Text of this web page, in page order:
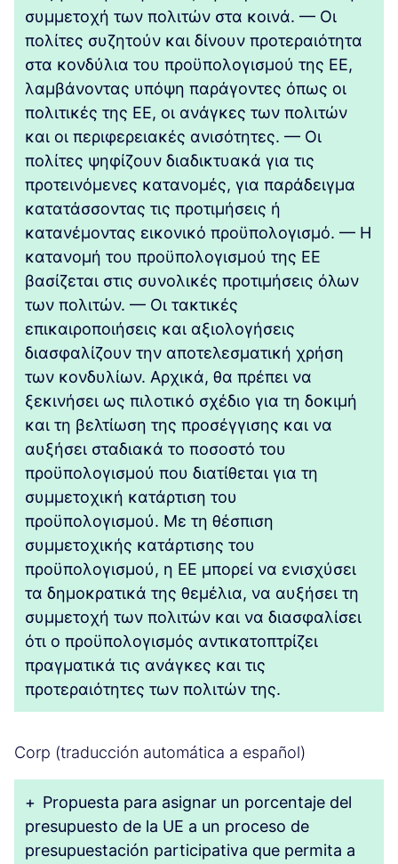
συμμετοχή των πολιτών στα κοινά. — Οι
πολίτες συζητούν και δίνουν προτεραιότητα
στα κονδύλια του προϋπολογισμού της ΕΕ,
λαμβάνοντας υπόψη παράγοντες όπως οι
πολιτικές της ΕΕ, οι ανάγκες των πολιτών
και οι περιφερειακές ανισότητες. — Οι
πολίτες ψηφίζουν διαδικτυακά για τις
προτεινόμενες κατανομές, για παράδειγμα
κατατάσσοντας τις προτιμήσεις ή
κατανέμοντας εικονικό προϋπολογισμό. — Η
κατανομή του προϋπολογισμού της ΕΕ
βασίζεται στις συνολικές προτιμήσεις όλων
των πολιτών. — Οι τακτικές
επικαιροποιήσεις και αξιολογήσεις
διασφαλίζουν την αποτελεσματική χρήση
των κονδυλίων. Αρχικά, θα πρέπει να
ξεκινήσει ως πιλοτικό σχέδιο για τη δοκιμή
και τη βελτίωση της προσέγγισης και να
αυξήσει σταδιακά το ποσοστό του
προϋπολογισμού που διατίθεται για τη
συμμετοχική κατάρτιση του
προϋπολογισμού. Με τη θέσπιση
συμμετοχικής κατάρτισης του
προϋπολογισμού, η ΕΕ μπορεί να ενισχύσει
τα δημοκρατικά της θεμέλια, να αυξήσει τη
συμμετοχή των πολιτών και να διασφαλίσει
ότι ο προϋπολογισμός αντικατοπτρίζει
πραγματικά τις ανάγκες και τις
προτεραιότητες των πολιτών της.
Corp (traducción automática a español)
+ Propuesta para asignar un porcentaje del
presupuesto de la UE a un proceso de
presupuestación participativa que permita a